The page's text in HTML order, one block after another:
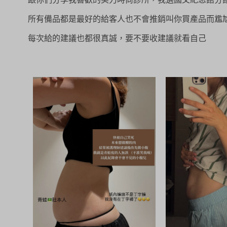
所有備品都是最好的給客人也不會推銷叫你買產品而尷
每次給的建議也都很真誠，要不要收建議就看自己